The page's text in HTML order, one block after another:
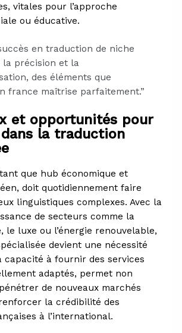
vitales pour l’approche
ou éducative.
en traduction de niche
la précision et la
des éléments que
france maîtrise parfaitement.”
et opportunités pour
la traduction
que hub économique et
doit quotidiennement faire
linguistiques complexes. Avec la
de secteurs comme la
le luxe ou l’énergie renouvelable,
devient une nécessité
capacité à fournir des services
adaptés, permet non
de nouveaux marchés
la crédibilité des
à l’international.